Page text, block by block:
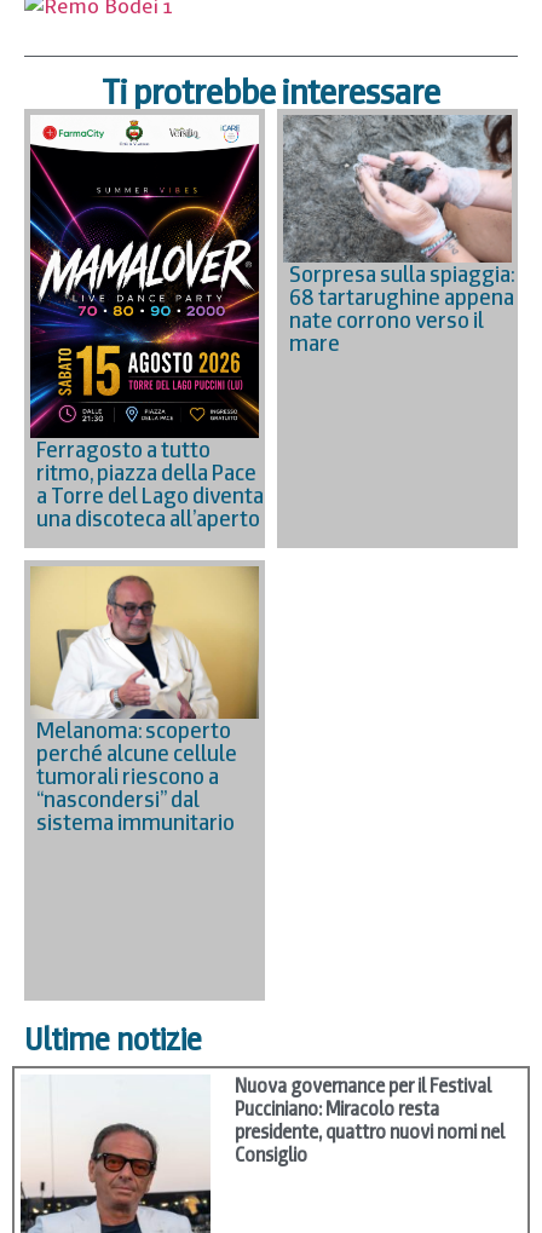
Ti protrebbe interessare
Ferragosto a tutto
ritmo, piazza della Pace
a Torre del Lago diventa
una discoteca all’aperto
Sorpresa sulla spiaggia:
68 tartarughine appena
nate corrono verso il
mare
Melanoma: scoperto
perché alcune cellule
tumorali riescono a
“nascondersi” dal
sistema immunitario
Ultime notizie
Nuova governance per il Festival
Pucciniano: Miracolo resta
presidente, quattro nuovi nomi nel
Consiglio